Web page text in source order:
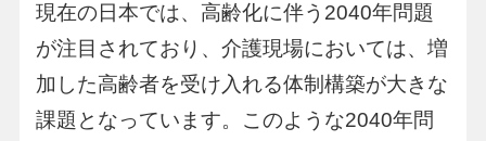
現在の日本では、高齢化に伴う2040年問題
が注目されており、介護現場においては、増
加した高齢者を受け入れる体制構築が大きな
課題となっています。このような2040年問